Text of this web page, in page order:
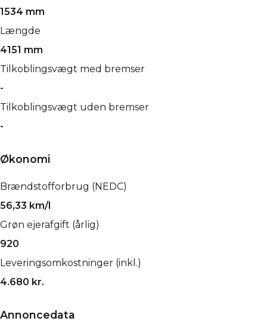
1534 mm
Længde
4151 mm
Tilkoblingsvægt med bremser
-
Tilkoblingsvægt uden bremser
-
Økonomi
Brændstofforbrug (NEDC)
56,33 km/l
Grøn ejerafgift (årlig)
920
Leveringsomkostninger (inkl.)
4.680 kr.
Annoncedata